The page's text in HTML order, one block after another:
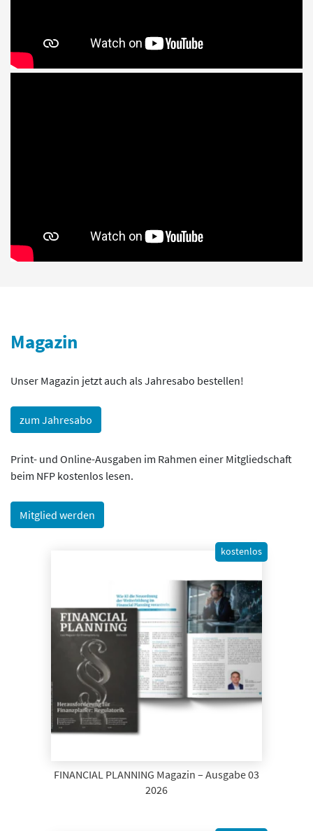
Magazin
Unser Magazin jetzt auch als Jahresabo bestellen!
zum Jahresabo
Print- und Online-Ausgaben im Rahmen einer Mitgliedschaft
beim NFP kostenlos lesen.
Mitglied werden
FINANCIAL PLANNING Magazin – Ausgabe 03
2026
kostenlos